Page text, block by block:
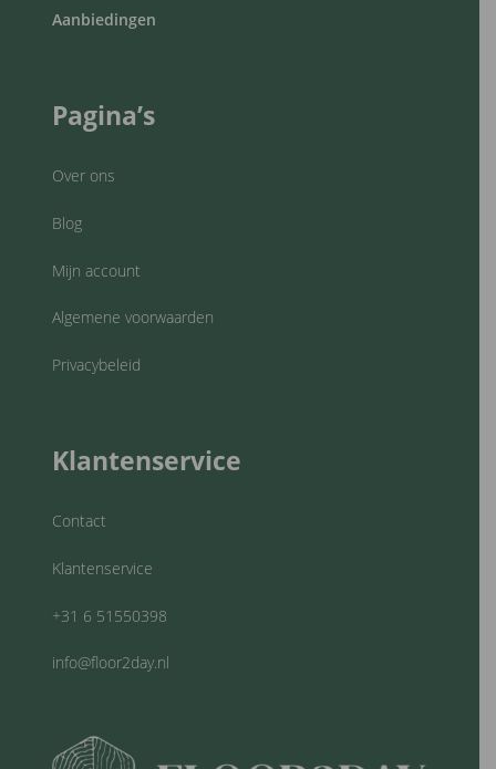
Aanbiedingen
Pagina’s
Over ons
Blog
Mijn account
Algemene voorwaarden
Privacybeleid
Klantenservice
Contact
Klantenservice
+31 6 51550398
info@floor2day.nl